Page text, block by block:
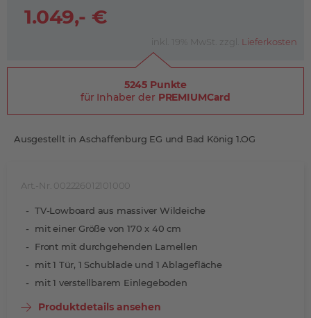
Art.-Nr. 002226012101000
TV-Lowboard aus massiver Wildeiche
mit einer Größe von 170 x 40 cm
Front mit durchgehenden Lamellen
mit 1 Tür, 1 Schublade und 1 Ablagefläche
mit 1 verstellbarem Einlegeboden
Produktdetails ansehen
1.049,- €
inkl. 19% MwSt. zzgl. Lieferkosten
5245 Punkte
für Inhaber der PREMIUMCard
Ausgestellt in Aschaffenburg EG und Bad König 1.OG